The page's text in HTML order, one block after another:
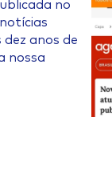
no
dez anos de
nossa